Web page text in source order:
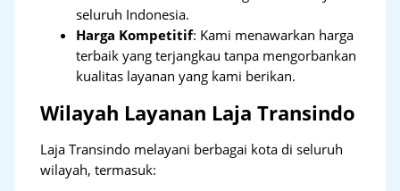
seluruh Indonesia.
Harga Kompetitif: Kami menawarkan harga
terbaik yang terjangkau tanpa mengorbankan
kualitas layanan yang kami berikan.
Wilayah Layanan Laja Transindo
Laja Transindo melayani berbagai kota di seluruh
wilayah, termasuk: